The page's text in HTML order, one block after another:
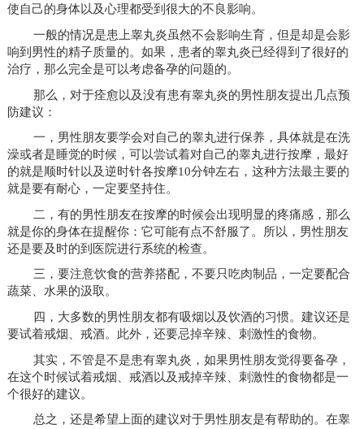
使自己的身体以及心理都受到很大的不良影响。
一般的情况是患上睾丸炎虽然不会影响生育，但是却是会影
响到男性的精子质量的。如果，患者的睾丸炎已经得到了很好的
治疗，那么完全是可以考虑备孕的问题的。
那么，对于痊愈以及没有患有睾丸炎的男性朋友提出几点预
防建议：
一，男性朋友要学会对自己的睾丸进行保养，具体就是在洗
澡或者是睡觉的时候，可以尝试着对自己的睾丸进行按摩，最好
的就是顺时针以及逆时针各按摩10分钟左右，这种方法最主要的
就是要有耐心，一定要坚持住。
二，有的男性朋友在按摩的时候会出现明显的疼痛感，那么
就是你的身体在提醒你：它可能有点不舒服了。所以，男性朋友
还是要及时的到医院进行系统的检查。
三，要注意饮食的营养搭配，不要只吃肉制品，一定要配合
蔬菜、水果的汲取。
四，大多数的男性朋友都有吸烟以及饮酒的习惯。建议还是
要试着戒烟、戒酒。此外，还要忌掉辛辣、刺激性的食物。
其实，不管是不是患有睾丸炎，如果男性朋友觉得要备孕，
在这个时候试着戒烟、戒酒以及戒掉辛辣、刺激性的食物都是一
个很好的建议。
总之，还是希望上面的建议对于男性朋友是有帮助的。在睾